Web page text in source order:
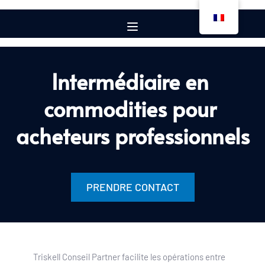
Intermédiaire en
commodities pour
acheteurs professionnels
PRENDRE CONTACT
Triskell Conseil Partner facilite les opérations entre